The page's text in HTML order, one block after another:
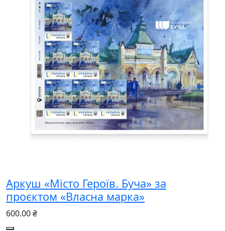
Аркуш «Місто Героїв. Буча» за
проєктом «Власна марка»
600.00 ₴